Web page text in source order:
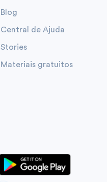
Blog
Central de Ajuda
Stories
Materiais gratuitos